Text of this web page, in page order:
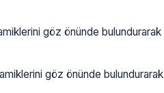
göz önünde bulundurarak
göz önünde bulundurarak